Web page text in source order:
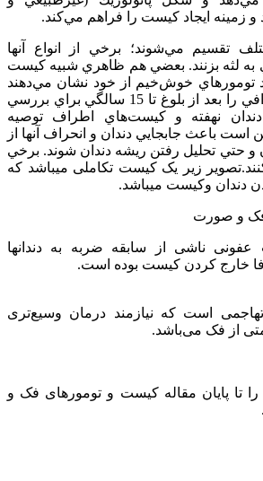
و زمينه ايجاد كيست را فراهم مي‌كند.
تقسيم مي‌شوند؛ برخي از انواع آنها
به لثه بزنند. بعضي هم ظاهري شبيه كيست
تومورهاي خوش‌خيم از خود نشان مي‌دهند
بنابراين گرفتن راديوگرافي را بعد از بلوغ تا 15 سالگي براي بررسي
نهفته و كيست‌هاي اطراف توصيه
باعث جابجايي دندان و انحراف آنها از
و حتي تحليل رفتن ريشه دندان شوند. برخي
زیر یک کیست تکاملی میباشد که
دندان وکیست میباشد.
ناشی از سابقه ضربه به دندانها
خارج کردن کیست بوده است.
است که نیازمند درمان وسیع‌تری
از فک می‌باشد.
را تا پایان مقاله کیست و تومورهای فک و